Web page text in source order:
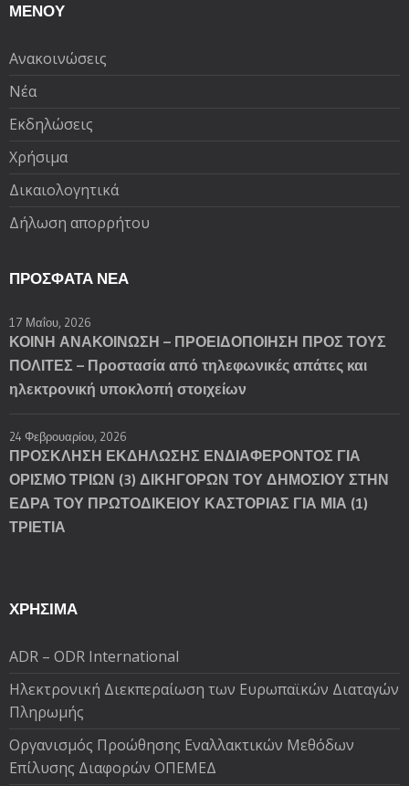
ΜΕΝΟΥ
Ανακοινώσεις
Νέα
Εκδηλώσεις
Χρήσιμα
Δικαιολογητικά
Δήλωση απορρήτου
ΠΡΌΣΦΑΤΑ ΝΈΑ
17 Μαΐου, 2026
ΚΟΙΝΗ ΑΝΑΚΟΙΝΩΣΗ – ΠΡΟΕΙΔΟΠΟΙΗΣΗ ΠΡΟΣ ΤΟΥΣ
ΠΟΛΙΤΕΣ – Προστασία από τηλεφωνικές απάτες και
ηλεκτρονική υποκλοπή στοιχείων
24 Φεβρουαρίου, 2026
ΠΡΟΣΚΛΗΣΗ ΕΚΔΗΛΩΣΗΣ ΕΝΔΙΑΦΕΡΟΝΤΟΣ ΓΙΑ
ΟΡΙΣΜΟ ΤΡΙΩΝ (3) ΔΙΚΗΓΟΡΩΝ ΤΟΥ ΔΗΜΟΣΙΟΥ ΣΤΗΝ
ΕΔΡΑ ΤΟΥ ΠΡΩΤΟΔΙΚΕΙΟΥ ΚΑΣΤΟΡΙΑΣ ΓΙΑ ΜΙΑ (1)
ΤΡΙΕΤΙΑ
ΧΡΗΣΙΜΑ
ADR – ODR International
Ηλεκτρονική Διεκπεραίωση των Ευρωπαϊκών Διαταγών
Πληρωμής
Oργανισμός Προώθησης Εναλλακτικών Μεθόδων
Επίλυσης Διαφορών ΟΠΕΜΕΔ